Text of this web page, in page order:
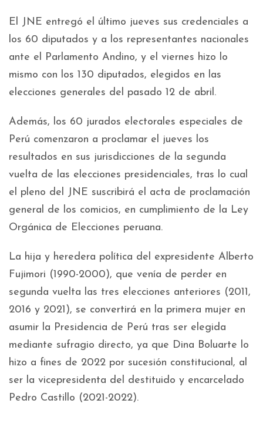
El JNE entregó el último jueves sus credenciales a
los 60 diputados y a los representantes nacionales
ante el Parlamento Andino, y el viernes hizo lo
mismo con los 130 diputados, elegidos en las
elecciones generales del pasado 12 de abril.
Además, los 60 jurados electorales especiales de
Perú comenzaron a proclamar el jueves los
resultados en sus jurisdicciones de la segunda
vuelta de las elecciones presidenciales, tras lo cual
el pleno del JNE suscribirá el acta de proclamación
general de los comicios, en cumplimiento de la Ley
Orgánica de Elecciones peruana.
La hija y heredera política del expresidente Alberto
Fujimori (1990-2000), que venía de perder en
segunda vuelta las tres elecciones anteriores (2011,
2016 y 2021), se convertirá en la primera mujer en
asumir la Presidencia de Perú tras ser elegida
mediante sufragio directo, ya que Dina Boluarte lo
hizo a fines de 2022 por sucesión constitucional, al
ser la vicepresidenta del destituido y encarcelado
Pedro Castillo (2021-2022).